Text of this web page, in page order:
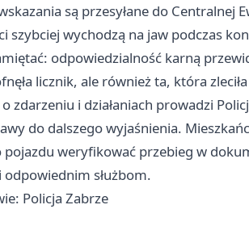
są przesyłane do Centralnej
szybciej wychodzą na jaw podczas
odpowiedzialność karną
licznik, ale również ta, która
zdarzeniu i działaniach prowadzi
do dalszego wyjaśnienia.
weryfikować przebieg w
służbom.
Policja Zabrze